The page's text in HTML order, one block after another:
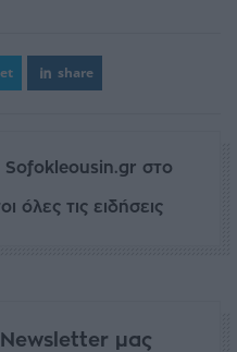
share
Sofokleousin.gr στο
όλες τις ειδήσεις
Newsletter μας